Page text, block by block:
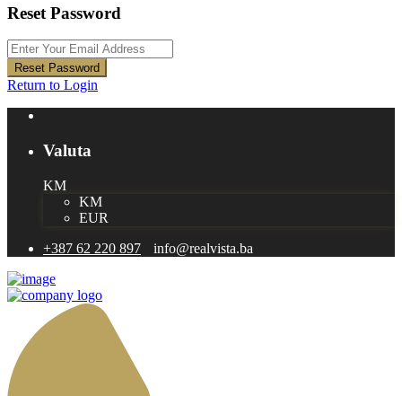
Reset Password
Reset Password
Return to Login
Valuta
KM
KM
EUR
+387 62 220 897
info@realvista.ba